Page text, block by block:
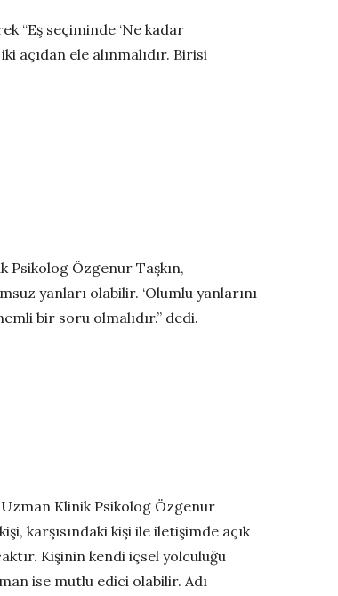
“Eş seçiminde ‘Ne kadar
açıdan ele alınmalıdır. Birisi
Psikolog Özgenur Taşkın,
yanları olabilir. ‘Olumlu yanlarını
bir soru olmalıdır.” dedi.
Klinik Psikolog Özgenur
karşısındaki kişi ile iletişimde açık
Kişinin kendi içsel yolculuğu
ise mutlu edici olabilir. Adı